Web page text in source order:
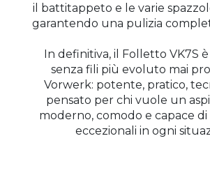
il battitappeto e le varie
garantendo una pulizia
In definitiva, il Folletto VK7S
senza fili più evoluto mai
Vorwerk: potente, pratico,
pensato per chi vuole un
moderno, comodo e capace
eccezionali in ogni